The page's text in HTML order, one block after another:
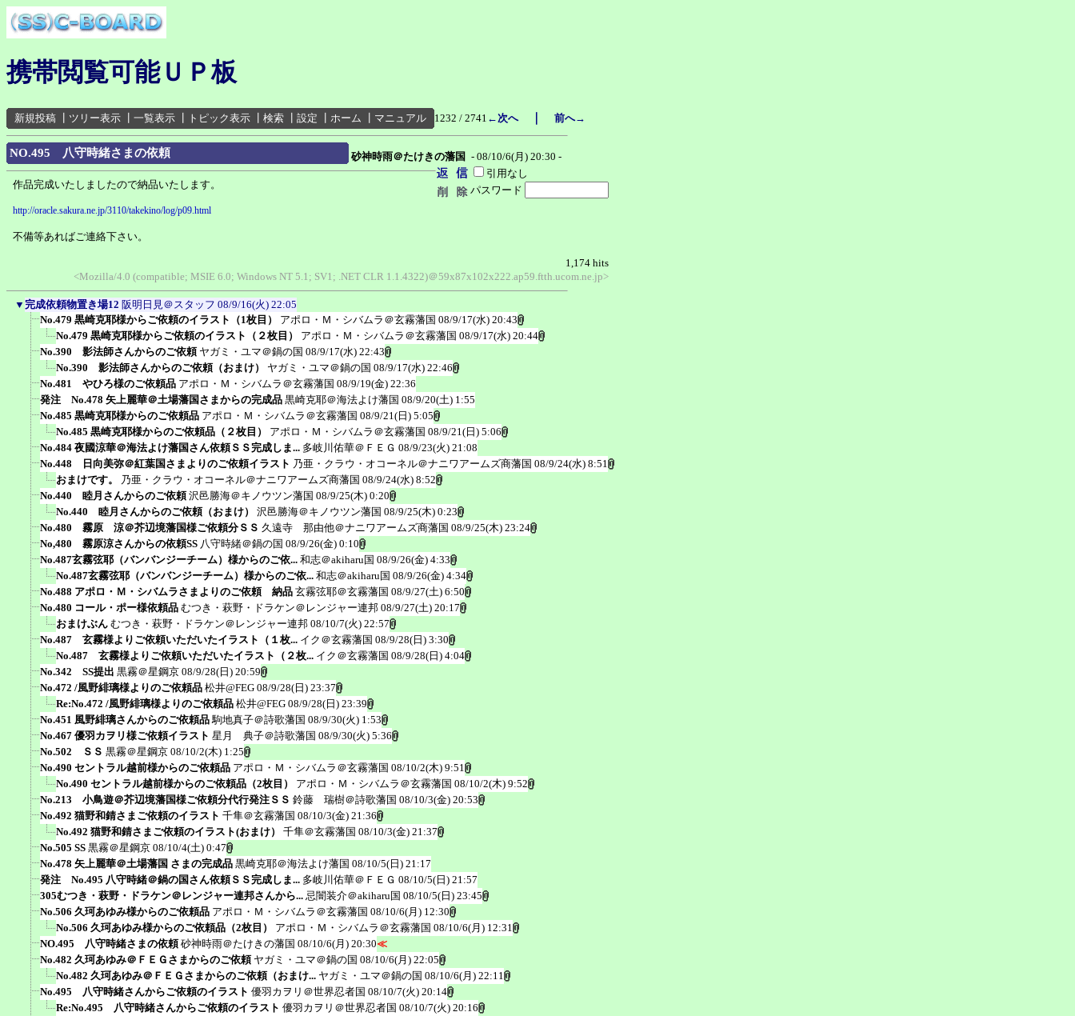
携帯閲覧可能ＵＰ板
新規投稿 ツリー表示 一覧表示 トピック表示 検索 設定 ホーム マニュアル 1232 / 2741 ←次へ｜ 前へ→
NO.495 八守時緒さまの依頼 砂神時雨＠たけきの藩国 - 08/10/6(月) 20:30 -
引用なし
パスワード
作品完成いたしましたので納品いたします。
http://oracle.sakura.ne.jp/3110/takekino/log/p09.html
不備等あればご連絡下さい。
1,174 hits
<Mozilla/4.0 (compatible; MSIE 6.0; Windows NT 5.1; SV1; .NET CLR 1.1.4322)＠59x87x102x222.ap59.ftth.ucom.ne.jp>
▼ 完成依頼物置き場12 阪明日見＠スタッフ 08/9/16(火) 22:05
No.479 黒崎克耶様からご依頼のイラスト（1枚目）
アポロ・Ｍ・シバムラ＠玄霧藩国 08/9/17(水) 20:43
No.479 黒崎克耶様からご依頼のイラスト（２枚目）
アポロ・Ｍ・シバムラ＠玄霧藩国 08/9/17(水) 20:44
No.390 影法師さんからのご依頼 ヤガミ・ユマ＠鍋の国 08/9/17(水) 22:43
No.390 影法師さんからのご依頼（おまけ）
ヤガミ・ユマ＠鍋の国 08/9/17(水) 22:46
No.481 やひろ様のご依頼品 アポロ・Ｍ・シバムラ＠玄霧藩国 08/9/19(金) 22:36
発注 No.478 矢上麗華＠土場藩国さまからの完成品 黒崎克耶＠海法よけ藩国 08/9/20(土) 1:55
No.485 黒崎克耶様からのご依頼品 アポロ・Ｍ・シバムラ＠玄霧藩国 08/9/21(日) 5:05
No.485 黒崎克耶様からのご依頼品（２枚目）
アポロ・Ｍ・シバムラ＠玄霧藩国 08/9/21(日) 5:06
No.484 夜國涼華＠海法よけ藩国さん依頼ＳＳ完成しま... 多岐川佑華＠ＦＥＧ 08/9/23(火) 21:08
No.448 日向美弥＠紅葉国さまよりのご依頼イラスト 乃亜・クラウ・オコーネル＠ナニワアームズ商藩国 08/9/24(水) 8:51
おまけです。
乃亜・クラウ・オコーネル＠ナニワアームズ商藩国 08/9/24(水) 8:52
No.440 睦月さんからのご依頼 沢邑勝海＠キノウツン藩国 08/9/25(木) 0:20
No.440 睦月さんからのご依頼（おまけ）
沢邑勝海＠キノウツン藩国 08/9/25(木) 0:23
No.480 霧原 涼＠芥辺境藩国様ご依頼分ＳＳ 久遠寺 那由他＠ナニワアームズ商藩国 08/9/25(木) 23:24
No,480 霧原涼さんからの依頼SS 八守時緒＠鍋の国 08/9/26(金) 0:10
No.487玄霧弦耶（バンバンジーチーム）様からのご依... 和志＠akiharu国 08/9/26(金) 4:33
No.487玄霧弦耶（バンバンジーチーム）様からのご依... 和志＠akiharu国 08/9/26(金) 4:34
No.488 アポロ・Ｍ・シバムラさまよりのご依頼 納品 玄霧弦耶＠玄霧藩国 08/9/27(土) 6:50
No.480 コール・ポー様依頼品 むつき・萩野・ドラケン＠レンジャー連邦 08/9/27(土) 20:17
おまけぶん むつき・萩野・ドラケン＠レンジャー連邦 08/10/7(火) 22:57
No.487 玄霧様よりご依頼いただいたイラスト（１枚... イク＠玄霧藩国 08/9/28(日) 3:30
No.487 玄霧様よりご依頼いただいたイラスト（２枚... イク＠玄霧藩国 08/9/28(日) 4:04
No.342 SS提出 黒霧＠星鋼京 08/9/28(日) 20:59
No.472 /風野緋璃様よりのご依頼品 松井@FEG 08/9/28(日) 23:37
Re:No.472 /風野緋璃様よりのご依頼品 松井@FEG 08/9/28(日) 23:39
No.451 風野緋璃さんからのご依頼品 駒地真子＠詩歌藩国 08/9/30(火) 1:53
No.467 優羽カヲリ様ご依頼イラスト 星月 典子＠詩歌藩国 08/9/30(火) 5:36
No.502 ＳＳ 黒霧＠星鋼京 08/10/2(木) 1:25
No.490 セントラル越前様からのご依頼品 アポロ・Ｍ・シバムラ＠玄霧藩国 08/10/2(木) 9:51
No.490 セントラル越前様からのご依頼品（2枚目）
アポロ・Ｍ・シバムラ＠玄霧藩国 08/10/2(木) 9:52
No.213 小鳥遊＠芥辺境藩国様ご依頼分代行発注ＳＳ 鈴藤 瑞樹＠詩歌藩国 08/10/3(金) 20:53
No.492 猫野和錆さまご依頼のイラスト 千隼＠玄霧藩国 08/10/3(金) 21:36
No.492 猫野和錆さまご依頼のイラスト(おまけ）
千隼＠玄霧藩国 08/10/3(金) 21:37
No.505 SS 黒霧＠星鋼京 08/10/4(土) 0:47
No.478 矢上麗華＠土場藩国 さまの完成品 黒崎克耶＠海法よけ藩国 08/10/5(日) 21:17
発注 No.495 八守時緒＠鍋の国さん依頼ＳＳ完成しま... 多岐川佑華＠ＦＥＧ 08/10/5(日) 21:57
305むつき・萩野・ドラケン＠レンジャー連邦さんから... 忌闇装介＠akiharu国 08/10/5(日) 23:45
No.506 久珂あゆみ様からのご依頼品 アポロ・Ｍ・シバムラ＠玄霧藩国 08/10/6(月) 12:30
No.506 久珂あゆみ様からのご依頼品（2枚目）
アポロ・Ｍ・シバムラ＠玄霧藩国 08/10/6(月) 12:31
NO.495 八守時緒さまの依頼 砂神時雨＠たけきの藩国 08/10/6(月) 20:30≪
No.482 久珂あゆみ＠ＦＥＧさまからのご依頼 ヤガミ・ユマ＠鍋の国 08/10/6(月) 22:05
No.482 久珂あゆみ＠ＦＥＧさまからのご依頼（おまけ... ヤガミ・ユマ＠鍋の国 08/10/6(月) 22:11
No.495 八守時緒さんからご依頼のイラスト 優羽カヲリ＠世界忍者国 08/10/7(火) 20:14
Re:No.495 八守時緒さんからご依頼のイラスト 優羽カヲリ＠世界忍者国 08/10/7(火) 20:16